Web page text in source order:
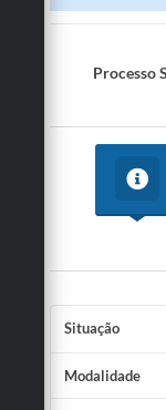
Processo
Situação
Modalidade